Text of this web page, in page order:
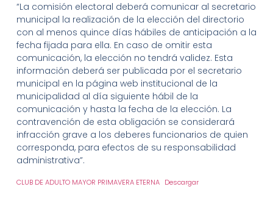
“La comisión electoral deberá comunicar al secretario
municipal la realización de la elección del directorio
con al menos quince días hábiles de anticipación a la
fecha fijada para ella. En caso de omitir esta
comunicación, la elección no tendrá validez. Esta
información deberá ser publicada por el secretario
municipal en la página web institucional de la
municipalidad al día siguiente hábil de la
comunicación y hasta la fecha de la elección. La
contravención de esta obligación se considerará
infracción grave a los deberes funcionarios de quien
corresponda, para efectos de su responsabilidad
administrativa”.
CLUB DE ADULTO MAYOR PRIMAVERA ETERNA Descargar